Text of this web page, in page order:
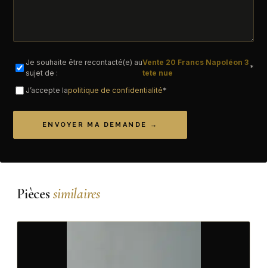
Je souhaite être recontacté(e) au
sujet de :
Vente 20 Francs Napoléon 3
tete nue
*
J’accepte lapolitique de confidentialité*
ENVOYER MA DEMANDE →
Piècessimilaires